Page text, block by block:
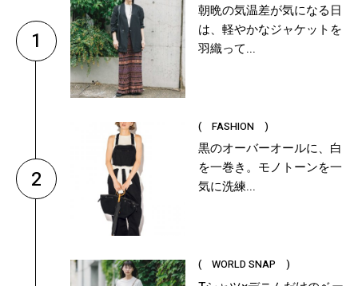
1
朝晩の気温差が気になる日
は、軽やかなジャケットを
羽織って...
2
( FASHION )
黒のオーバーオールに、白
を一巻き。モノトーンを一
気に洗練...
( WORLD SNAP )